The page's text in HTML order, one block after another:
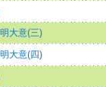
大意(三)
大意(四)